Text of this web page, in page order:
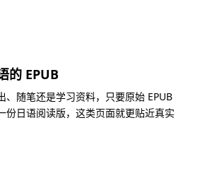
的 EPUB
、随笔还是学习资料，只要原始 EPUB
份日语阅读版，这类页面就更贴近真实